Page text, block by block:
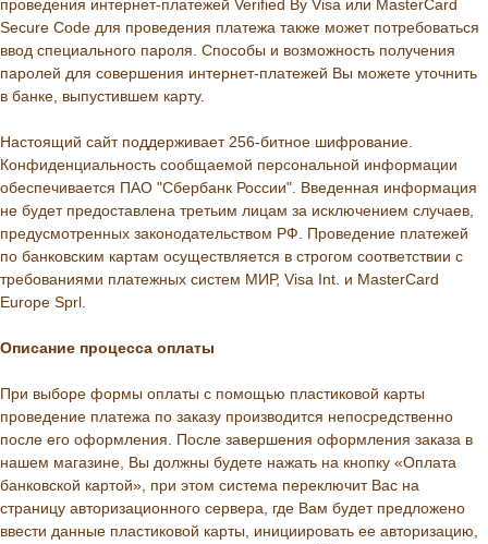
проведения интернет-платежей Verified By Visa или MasterCard
Secure Code для проведения платежа также может потребоваться
ввод специального пароля. Способы и возможность получения
паролей для совершения интернет-платежей Вы можете уточнить
в банке, выпустившем карту.
Настоящий сайт поддерживает 256-битное шифрование.
Конфиденциальность сообщаемой персональной информации
обеспечивается ПАО "Сбербанк России". Введенная информация
не будет предоставлена третьим лицам за исключением случаев,
предусмотренных законодательством РФ. Проведение платежей
по банковским картам осуществляется в строгом соответствии с
требованиями платежных систем МИР, Visa Int. и MasterCard
Europe Sprl.
Описание процессa оплаты
При выборе формы оплаты с помощью пластиковой карты
проведение платежа по заказу производится непосредственно
после его оформления. После завершения оформления заказа в
нашем магазине, Вы должны будете нажать на кнопку «Оплата
банковской картой», при этом система переключит Вас на
страницу авторизационного сервера, где Вам будет предложено
ввести данные пластиковой карты, инициировать ее авторизацию,